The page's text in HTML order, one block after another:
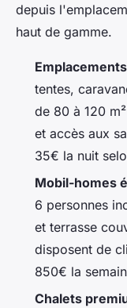
depuis
haut de gamme.
tentes,
de 80 à 120
et accès aux
35€ la nuit
Mobil-homes
6 personnes
et terrasse
disposent de
850€ la
Chalets